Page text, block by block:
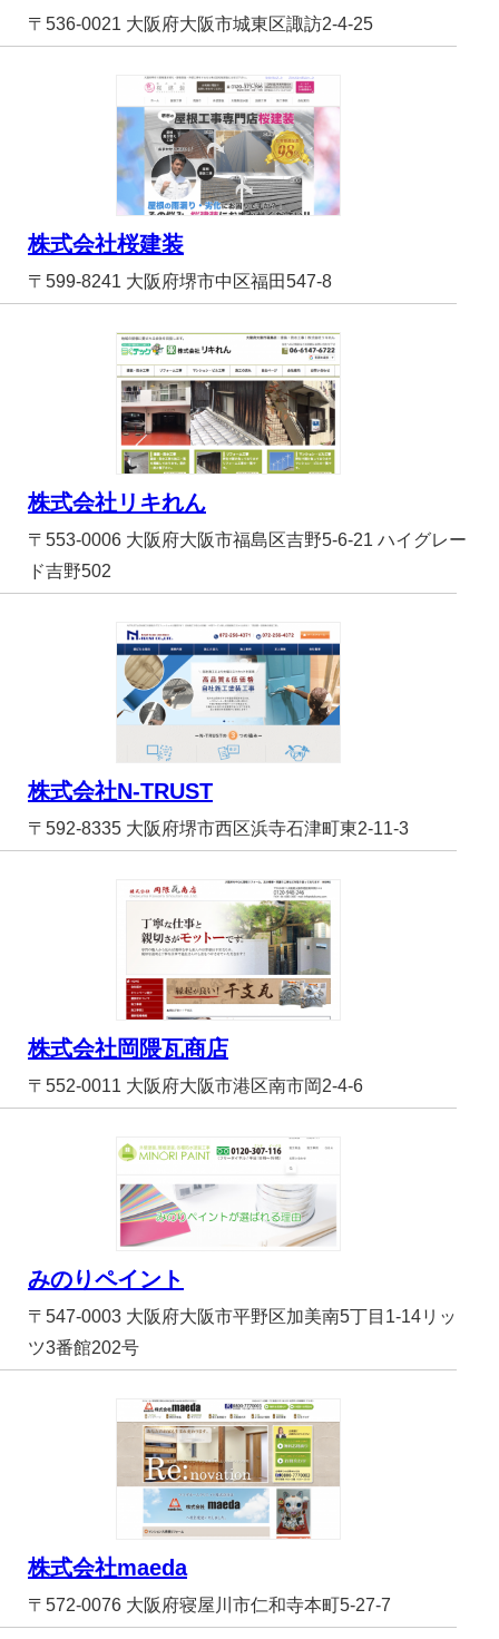
〒536-0021 大阪府大阪市城東区諏訪2-4-25
株式会社桜建装
〒599-8241 大阪府堺市中区福田547-8
株式会社リキれん
〒553-0006 大阪府大阪市福島区吉野5-6-21 ハイグレー
ド吉野502
株式会社N-TRUST
〒592-8335 大阪府堺市西区浜寺石津町東2-11-3
株式会社岡隈瓦商店
〒552-0011 大阪府大阪市港区南市岡2-4-6
みのりペイント
〒547-0003 大阪府大阪市平野区加美南5丁目1-14リッ
ツ3番館202号
株式会社maeda
〒572-0076 大阪府寝屋川市仁和寺本町5-27-7